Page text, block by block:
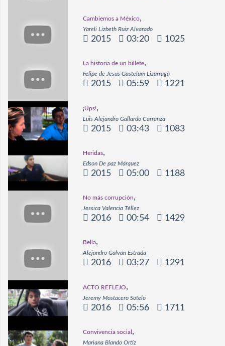
Cambiemos a México,
Yareli Lizbeth Ruiz Alvarado
2015 03:20 1025
La historia de un billete,
Felipe de Jesus Gastelum Lizarraga
2015 05:59 1221
¡Ups!,
Luis Alejandro Gallardo Carranza
2015 03:43 1083
Heridas,
Edson De paz Márquez
2015 05:00 1188
No más corrupción,
Jessica Valencia Téllez
2016 00:54 1429
Bella,
Alejandro Galván Estrada
2016 03:27 1291
ACTO REFLEJO,
Jeremy Mostacero Sotelo
2016 05:56 1711
Convivencia social ,
Mariana Blando Ortiz